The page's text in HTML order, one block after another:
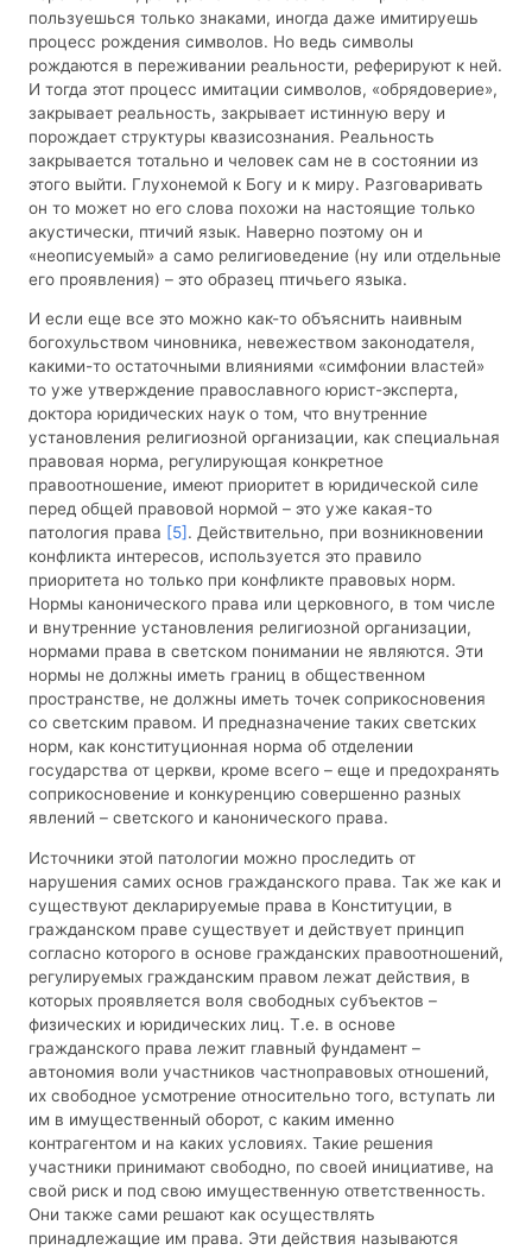
пользуешься только знаками, иногда даже имитируешь
процесс рождения символов. Но ведь символы
рождаются в переживании реальности, реферируют к ней.
И тогда этот процесс имитации символов, «обрядоверие»,
закрывает реальность, закрывает истинную веру и
порождает структуры квазисознания. Реальность
закрывается тотально и человек сам не в состоянии из
этого выйти. Глухонемой к Богу и к миру. Разговаривать
он то может но его слова похожи на настоящие только
акустически, птичий язык. Наверно поэтому он и
«неописуемый» а само религиоведение (ну или отдельные
его проявления) – это образец птичьего языка.
И если еще все это можно как-то объяснить наивным
богохульством чиновника, невежеством законодателя,
какими-то остаточными влияниями «симфонии властей»
то уже утверждение православного юрист-эксперта,
доктора юридических наук о том, что внутренние
установления религиозной организации, как специальная
правовая норма, регулирующая конкретное
правоотношение, имеют приоритет в юридической силе
перед общей правовой нормой – это уже какая-то
патология права [5]. Действительно, при возникновении
конфликта интересов, используется это правило
приоритета но только при конфликте правовых норм.
Нормы канонического права или церковного, в том числе
и внутренние установления религиозной организации,
нормами права в светском понимании не являются. Эти
нормы не должны иметь границ в общественном
пространстве, не должны иметь точек соприкосновения
со светским правом. И предназначение таких светских
норм, как конституционная норма об отделении
государства от церкви, кроме всего – еще и предохранять
соприкосновение и конкуренцию совершенно разных
явлений – светского и канонического права.
Источники этой патологии можно проследить от
нарушения самих основ гражданского права. Так же как и
существуют декларируемые права в Конституции, в
гражданском праве существует и действует принцип
согласно которого в основе гражданских правоотношений,
регулируемых гражданским правом лежат действия, в
которых проявляется воля свободных субъектов –
физических и юридических лиц. Т.е. в основе
гражданского права лежит главный фундамент –
автономия воли участников частноправовых отношений,
их свободное усмотрение относительно того, вступать ли
им в имущественный оборот, с каким именно
контрагентом и на каких условиях. Такие решения
участники принимают свободно, по своей инициативе, на
свой риск и под свою имущественную ответственность.
Они также сами решают как осуществлять
принадлежащие им права. Эти действия называются